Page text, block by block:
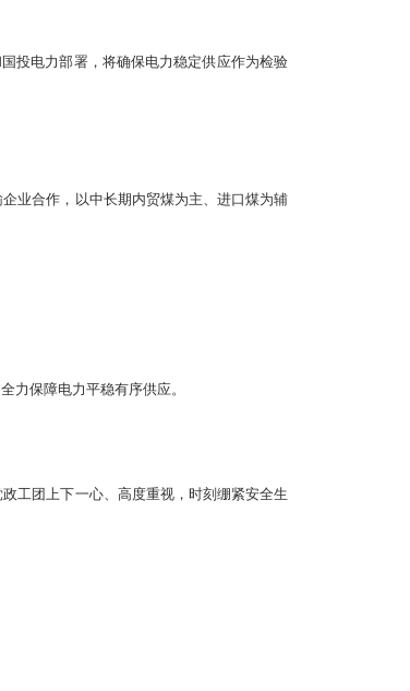
投电力部署，将确保电力稳定供应作为检验
业合作，以中长期内贸煤为主、进口煤为辅
力保障电力平稳有序供应。
工团上下一心、高度重视，时刻绷紧安全生